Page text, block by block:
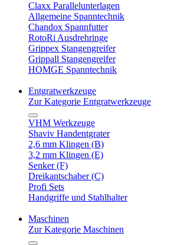
Claxx Parallelunterlagen
Allgemeine Spanntechnik
Chandox Spannfutter
RotoRi Ausdrehringe
Grippex Stangengreifer
Grippall Stangengreifer
HOMGE Spanntechnik
Entgratwerkzeuge
Zur Kategorie Entgratwerkzeuge
VHM Werkzeuge
Shaviv Handentgrater
2,6 mm Klingen (B)
3,2 mm Klingen (E)
Senker (F)
Dreikantschaber (C)
Profi Sets
Handgriffe und Stahlhalter
Maschinen
Zur Kategorie Maschinen